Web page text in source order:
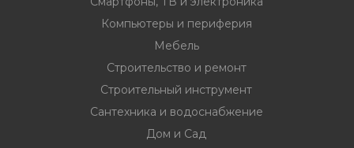
Компьютеры и периферия
Мебель
Строительство и ремонт
Строительный инструмент
Сантехника и водоснабжение
Дом и Сад